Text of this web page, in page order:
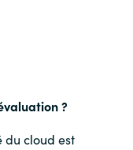
?
du cloud est